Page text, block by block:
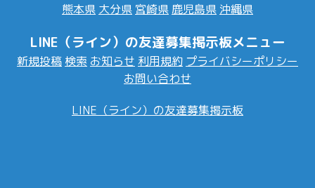
熊本県 大分県 宮崎県 鹿児島県 沖縄県
LINE（ライン）の友達募集掲示板メニュー
新規投稿 検索 お知らせ 利用規約 プライバシーポリシー
お問い合わせ
LINE（ライン）の友達募集掲示板